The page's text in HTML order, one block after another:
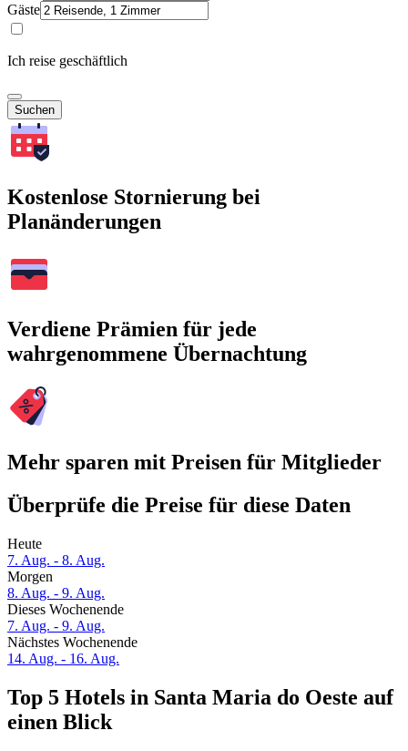
Gäste
Ich reise geschäftlich
Suchen
Kostenlose Stornierung bei
Planänderungen
Verdiene Prämien für jede
wahrgenommene Übernachtung
Mehr sparen mit Preisen für Mitglieder
Überprüfe die Preise für diese Daten
Heute
7. Aug. - 8. Aug.
Morgen
8. Aug. - 9. Aug.
Dieses Wochenende
7. Aug. - 9. Aug.
Nächstes Wochenende
14. Aug. - 16. Aug.
Top 5 Hotels in Santa Maria do Oeste auf
einen Blick